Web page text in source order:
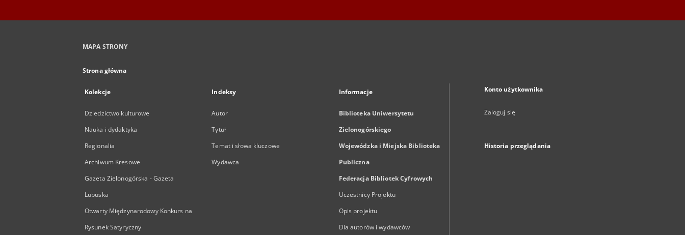
MAPA STRONY
Strona główna
Kolekcje
Dziedzictwo kulturowe
Nauka i dydaktyka
Regionalia
Archiwum Kresowe
Gazeta Zielonogórska - Gazeta
Lubuska
Otwarty Międzynarodowy Konkurs na
Rysunek Satyryczny
Indeksy
Autor
Tytuł
Temat i słowa kluczowe
Wydawca
Informacje
Biblioteka Uniwersytetu
Zielonogórskiego
Wojewódzka i Miejska Biblioteka
Publiczna
Federacja Bibliotek Cyfrowych
Uczestnicy Projektu
Opis projektu
Dla autorów i wydawców
Konto użytkownika
Zaloguj się
Historia przeglądania